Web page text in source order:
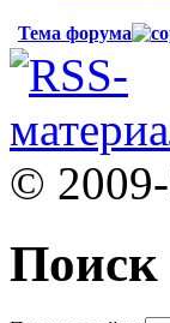
Тема форума
©
Поиск